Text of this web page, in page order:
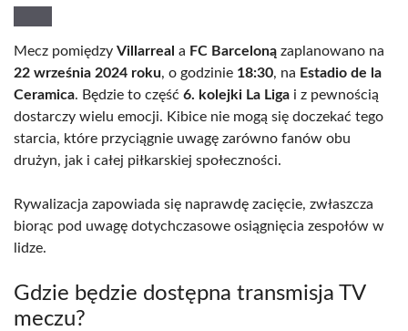
Mecz pomiędzy Villarreal a FC Barceloną zaplanowano na
22 września 2024 roku, o godzinie 18:30, na Estadio de la
Ceramica. Będzie to część 6. kolejki La Liga i z pewnością
dostarczy wielu emocji. Kibice nie mogą się doczekać tego
starcia, które przyciągnie uwagę zarówno fanów obu
drużyn, jak i całej piłkarskiej społeczności.
Rywalizacja zapowiada się naprawdę zacięcie, zwłaszcza
biorąc pod uwagę dotychczasowe osiągnięcia zespołów w
lidze.
Gdzie będzie dostępna transmisja TV
meczu?